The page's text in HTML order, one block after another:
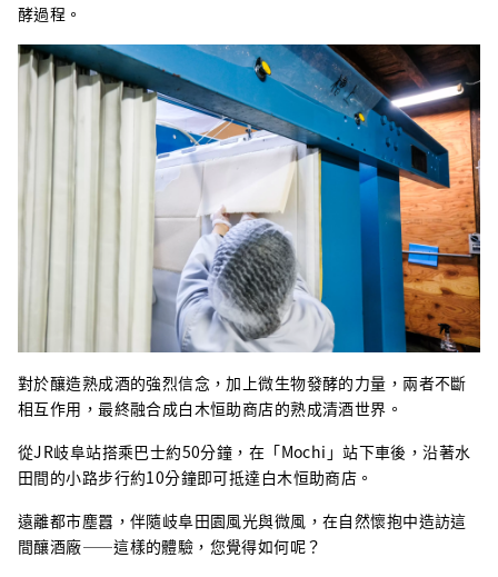
酵過程。
對於釀造熟成酒的強烈信念，加上微生物發酵的力量，兩者不斷
相互作用，最終融合成白木恒助商店的熟成清酒世界。
從JR岐阜站搭乘巴士約50分鐘，在「Mochi」站下車後，沿著水
田間的小路步行約10分鐘即可抵達白木恒助商店。
遠離都市塵囂，伴隨岐阜田園風光與微風，在自然懷抱中造訪這
間釀酒廠——這樣的體驗，您覺得如何呢？